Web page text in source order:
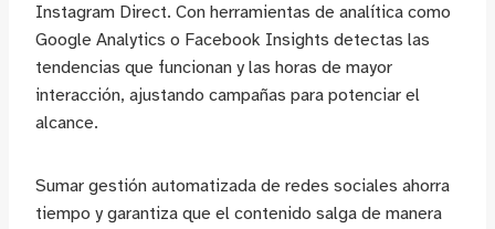
Instagram Direct. Con herramientas de analítica como
Google Analytics o Facebook Insights detectas las
tendencias que funcionan y las horas de mayor
interacción, ajustando campañas para potenciar el
alcance.
Sumar gestión automatizada de redes sociales ahorra
tiempo y garantiza que el contenido salga de manera